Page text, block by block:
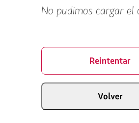
No pudimos cargar el
Reintentar
Volver